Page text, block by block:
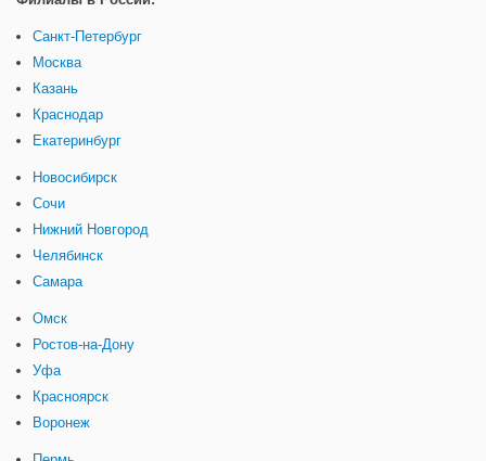
Санкт-Петербург
Москва
Казань
Краснодар
Екатеринбург
Новосибирск
Сочи
Нижний Новгород
Челябинск
Самара
Омск
Ростов-на-Дону
Уфа
Красноярск
Воронеж